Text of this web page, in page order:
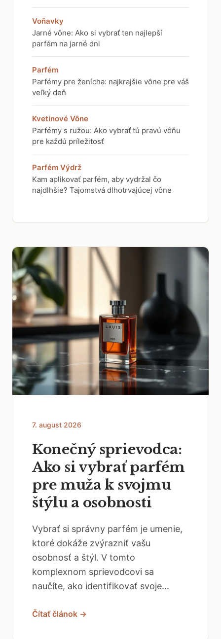
Voňavky
Jarné vône: Ako si vybrať ten najlepší
parfém na jarné dni
Parfém
Parfémy pre ženícha: najkrajšie vône pre váš
veľký deň
Kvetinové Vône
Parfémy s ružou: Ako vybrať tú pravú vôňu
pre každú príležitosť
Parfém Výdrž
Kam aplikovať parfém, aby vydržal čo
najdlhšie? Tajomstvá dlhotrvajúcej vône
7. august 2026
Konečný sprievodca:
Ako si vybrať parfém
pre muža k svojmu
štýlu a osobnosti
Vybrať si správny parfém je umenie,
ktoré dokáže zvýrazniť vašu
osobnosť a štýl. V tomto
komplexnom sprievodcovi sa
naučíte, ako identifikovať svoje...
Čítať článok →